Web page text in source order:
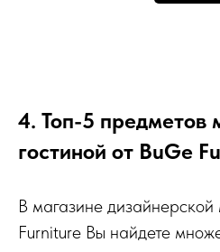
4. Топ-5 предметов
гостиной от BuGe
В магазине
Furniture Вы найдете